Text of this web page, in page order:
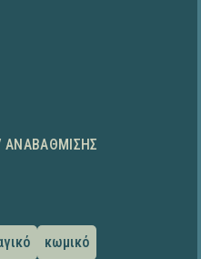
ΑΝΑΒΆΘΜΙΣΗΣ
κωμικό